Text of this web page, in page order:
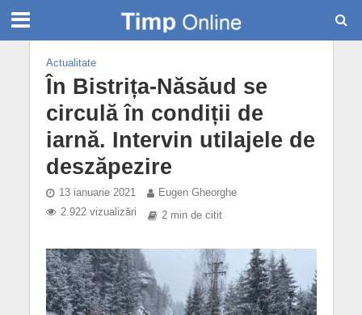
Actualitate
În Bistrița-Năsăud se
circulă în condiții de
iarnă. Intervin utilajele de
deszăpezire
13 ianuarie 2021
Eugen Gheorghe
2.922 vizualizări
2 min de citit